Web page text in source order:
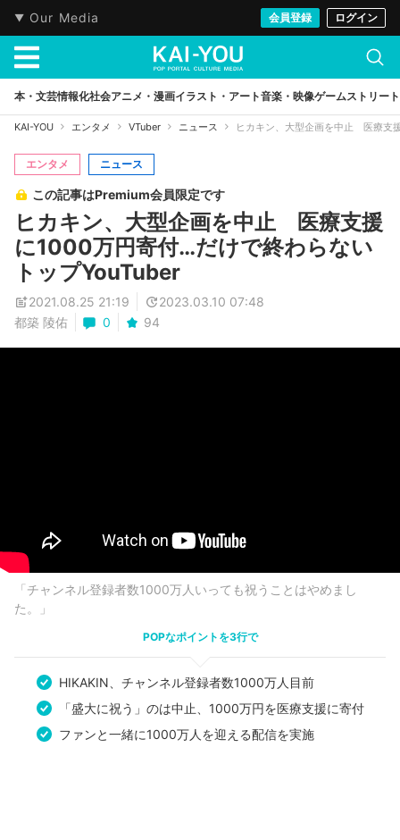
Our Media 会員登録 ログイン
本・文芸情報化社会アニメ・漫画イラスト・アート音楽・映像ゲームストリート
KAI-YOU エンタメ VTuber ニュース ヒカキン、大型企画を中止 医療支
エンタメ ニュース
この記事はPremium会員限定です
ヒカキン、大型企画を中止 医療支援
に1000万円寄付…だけで終わらない
トップYouTuber
2021.08.25 21:19
2023.03.10 07:48
都築 陵佑
0 94
「チャンネル登録者数1000万人いっても祝うことはやめまし
た。」
POPなポイントを3行で
HIKAKIN、チャンネル登録者数1000万人目前
「盛大に祝う」のは中止、1000万円を医療支援に寄付
ファンと一緒に1000万人を迎える配信を実施